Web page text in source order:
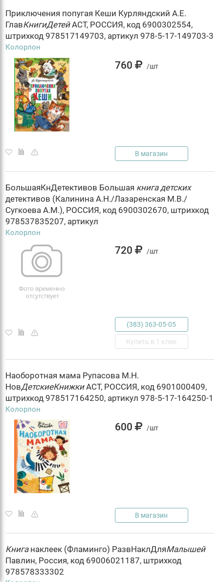
Приключения попугая Кеши Курляндский А.Е.
ГлавКнигиДетейАСТ, РОССИЯ, код 6900302554,
штрихкод 978517149703, артикул 978-5-17-149703-3
Колорлон
760 /шт
В магазин
БольшаяКнДетективов Большая книга детских
детективов (Калинина А.Н./Лазаренская М.В./
Сугкоева А.М.), РОССИЯ, код 6900302670, штрихкод
978537835207, артикул
Колорлон
720 /шт
(383) 363-05-05
Купить в 1 клик
Наоборотная мама Рупасова М.Н.
НовДетскиеКнижкиАСТ, РОССИЯ, код 6901000409,
штрихкод 978517164250, артикул 978-5-17-164250-1
Колорлон
600 /шт
В магазин
Книганаклеек (Фламинго) РазвНаклДляМалышей
Павлин, Россия, код 69006021187, штрихкод
978578333302